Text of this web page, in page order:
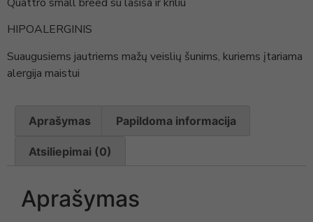
HIPOALERGINIS
Suaugusiems jautriems mažų veislių šunims, kuriems įtariama
alergija maistui
Aprašymas Papildoma informacija
Atsiliepimai (0)
Aprašymas